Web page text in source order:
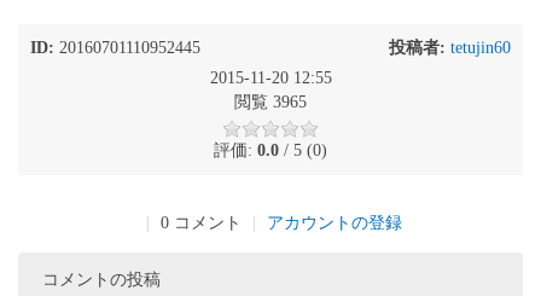
ID: 20160701110952445 投稿者: tetujin60
2015-11-20 12:55
閲覧 3965
評価: 0.0 / 5 (0)
0 コメント アカウントの登録
コメントの投稿